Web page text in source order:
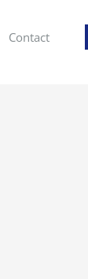
Contact